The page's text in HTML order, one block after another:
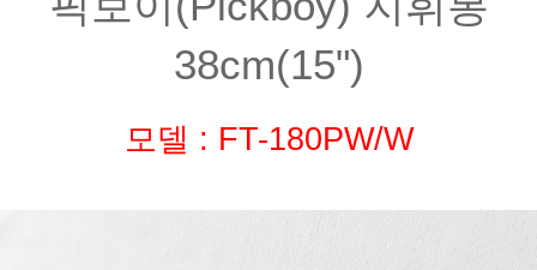
38cm(15")
모델 : FT-180PW/W